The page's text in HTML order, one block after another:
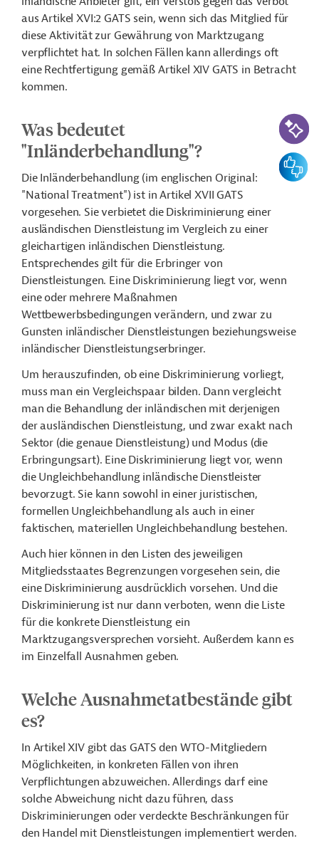
aus Artikel XVI:2 GATS sein, wenn sich das Mitglied für
diese Aktivität zur Gewährung von Marktzugang
verpflichtet hat. In solchen Fällen kann allerdings oft
eine Rechtfertigung gemäß Artikel XIV GATS in Betracht
kommen.
Was bedeutet
"Inländerbehandlung"?
Die Inländerbehandlung (im englischen Original:
"National Treatment") ist in Artikel XVII GATS
vorgesehen. Sie verbietet die Diskriminierung einer
ausländischen Dienstleistung im Vergleich zu einer
gleichartigen inländischen Dienstleistung.
Entsprechendes gilt für die Erbringer von
Dienstleistungen. Eine Diskriminierung liegt vor, wenn
eine oder mehrere Maßnahmen
Wettbewerbsbedingungen verändern, und zwar zu
Gunsten inländischer Dienstleistungen beziehungsweise
inländischer Dienstleistungserbringer.
Um herauszufinden, ob eine Diskriminierung vorliegt,
muss man ein Vergleichspaar bilden. Dann vergleicht
man die Behandlung der inländischen mit derjenigen
der ausländischen Dienstleistung, und zwar exakt nach
Sektor (die genaue Dienstleistung) und Modus (die
Erbringungsart). Eine Diskriminierung liegt vor, wenn
die Ungleichbehandlung inländische Dienstleister
bevorzugt. Sie kann sowohl in einer juristischen,
formellen Ungleichbehandlung als auch in einer
faktischen, materiellen Ungleichbehandlung bestehen.
Auch hier können in den Listen des jeweiligen
Mitgliedsstaates Begrenzungen vorgesehen sein, die
eine Diskriminierung ausdrücklich vorsehen. Und die
Diskriminierung ist nur dann verboten, wenn die Liste
für die konkrete Dienstleistung ein
Marktzugangsversprechen vorsieht. Außerdem kann es
im Einzelfall Ausnahmen geben.
Welche Ausnahmetatbestände gibt
es?
In Artikel XIV gibt das GATS den WTO-Mitgliedern
Möglichkeiten, in konkreten Fällen von ihren
Verpflichtungen abzuweichen. Allerdings darf eine
solche Abweichung nicht dazu führen, dass
Diskriminierungen oder verdeckte Beschränkungen für
den Handel mit Dienstleistungen implementiert werden.
KI-